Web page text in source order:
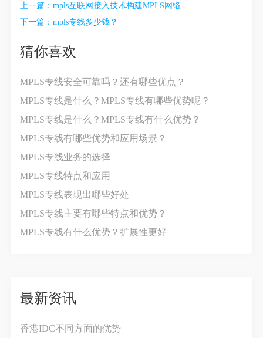
上一篇：mpls互联网接入技术构建MPLS网络
下一篇：mpls专线多少钱？
猜你喜欢
MPLS专线安全可靠吗？还有哪些优点？
MPLS专线是什么？MPLS专线有哪些优势呢？
MPLS专线是什么？MPLS专线有什么优势？
MPLS专线有哪些优势和应用场景？
MPLS专线业务的选择
MPLS专线特点和应用
MPLS专线表现出哪些好处
MPLS专线主要有哪些特点和优势？
MPLS专线有什么优势？扩展性更好
最新资讯
香港IDC不同方面的优势